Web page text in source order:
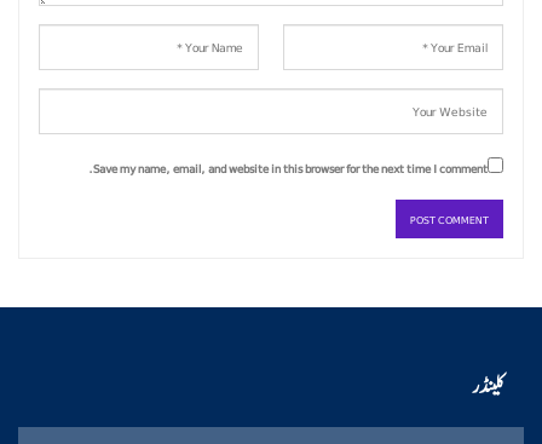
Save my name, email, and website in this browser for the next time I comment.
کلینڈر